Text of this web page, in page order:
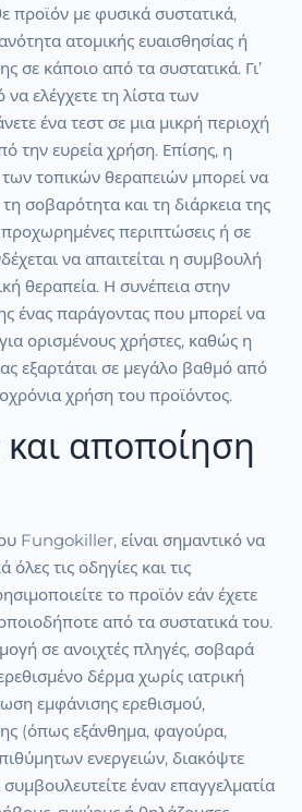
με φυσικά συστατικά,
ατομικής ευαισθησίας ή
σε κάποιο από τα συστατικά. Γι’
να ελέγχετε τη λίστα των
ένα τεστ σε μια μικρή περιοχή
την ευρεία χρήση. Επίσης, η
των τοπικών θεραπειών μπορεί να
σοβαρότητα και τη διάρκεια της
περιπτώσεις ή σε
να απαιτείται η συμβουλή
θεραπεία. Η συνέπεια στην
ένας παράγοντας που μπορεί να
ορισμένους χρήστες, καθώς η
εξαρτάται σε μεγάλο βαθμό από
χρήση του προϊόντος.
αποποίηση
Fungokiller, είναι σημαντικό να
όλες τις οδηγίες και τις
το προϊόν εάν έχετε
από τα συστατικά του.
σε ανοιχτές πληγές, σοβαρά
δέρμα χωρίς ιατρική
εμφάνισης ερεθισμού,
(όπως εξάνθημα, φαγούρα,
ενεργειών, διακόψτε
έναν επαγγελματία